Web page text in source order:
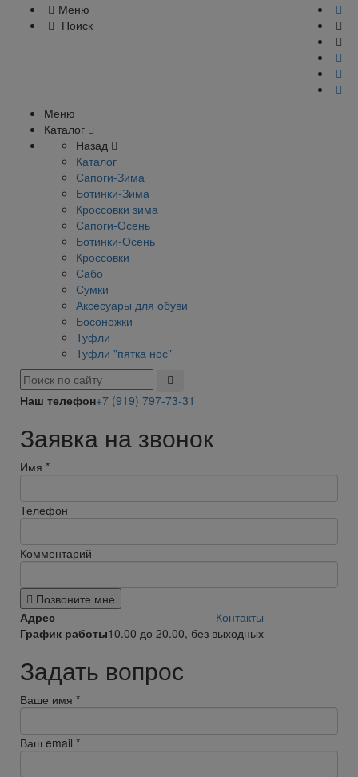
Меню
Поиск
Меню
Каталог
Назад
Каталог
Сапоги-Зима
Ботинки-Зима
Кроссовки зима
Сапоги-Осень
Ботинки-Осень
Кроссовки
Сабо
Сумки
Аксесуары для обуви
Босоножки
Туфли
Туфли "пятка нос"
Наш телефон+7 (919) 797-73-31
Заявка на звонок
Имя *
Телефон
Комментарий
Позвоните мне
Адрес
Контакты
График работы10.00 до 20.00, без выходных
Задать вопрос
Ваше имя *
Ваш email *